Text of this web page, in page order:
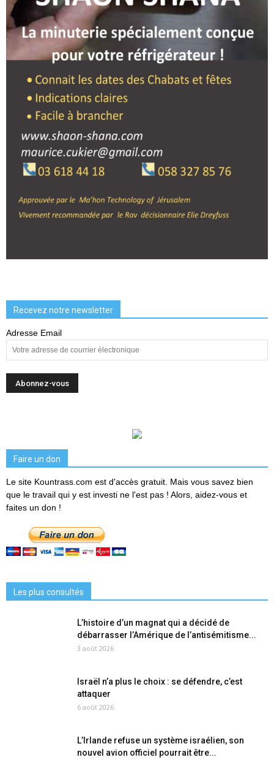
Recevez notre newsletter
Adresse Email
Faire un don
Le site Kountrass.com est d'accès gratuit. Mais vous savez bien
que le travail qui y est investi ne l'est pas ! Alors, aidez-vous et
faites un don !
Les plus consultés
L’histoire d’un magnat qui a décidé de
débarrasser l’Amérique de l’antisémitisme...
3 août 2026
Israël n’a plus le choix : se défendre, c’est
attaquer
6 août 2026
L’Irlande refuse un système israélien, son
nouvel avion officiel pourrait être...